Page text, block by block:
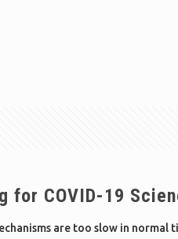
for COVID-19
are too slow in normal